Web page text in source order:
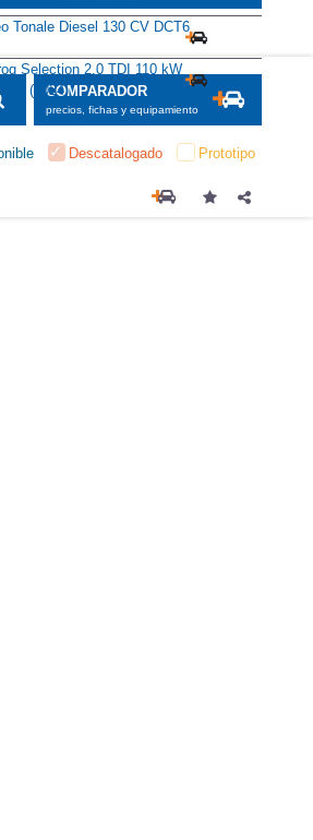
COMPARADOR
precios, fichas y equipamiento
Descatalogado Prototipo
Tonale Diesel 130 CV DCT6
Selection 2.0 TDI 110 kW
(2024)